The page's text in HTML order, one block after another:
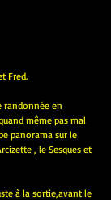
Fred.
randonnée en
même pas mal
panorama sur le
, le Sesques et
à la sortie,avant le